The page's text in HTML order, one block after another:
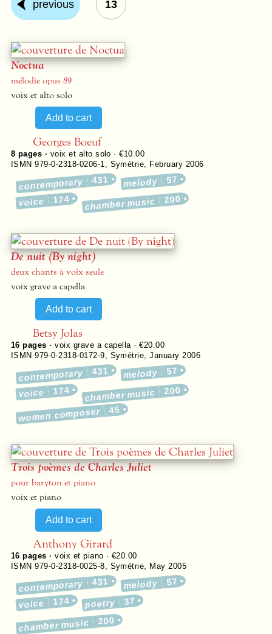
previous 13
Noctua
mélodie opus 89
voix et alto solo
Georges Boeuf
8 pages · voix et alto solo · €10.00
ISMN 979-0-2318-0206-1
Symétrie February 2006
contemporary 431 melody 57
voice 174 chamber music 200
De nuit (By night)
deux chants à voix seule
voix grave a capella
Betsy Jolas
16 pages ·voix grave a capella · €20.00
ISMN 979-0-2318-0172-9
Symétrie ,January 2006
contemporary 431 melody 57
voice 174 chamber music 200
women composer 45
Trois poèmes de Charles Juliet
pour baryton et piano
voix et piano
Anthony Girard
16 pages ·voix et piano · €20.00
ISMN 979-0-2318-0025-8
Symétrie May 2005
contemporary 431 melody 57
voice 174 poetry 37
chamber music 200